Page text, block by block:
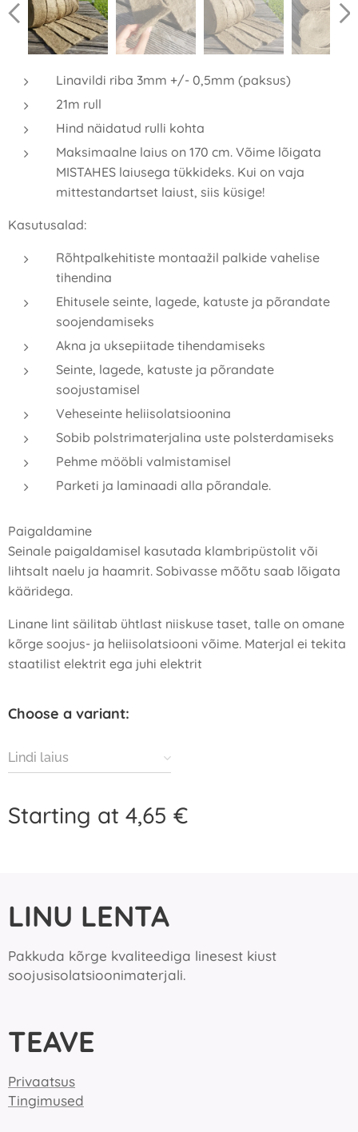
Linavildi riba 3mm +/- 0,5mm (paksus)
21m rull
Hind näidatud rulli kohta
Maksimaalne laius on 170 cm. Võime lõigata
MISTAHES laiusega tükkideks. Kui on vaja
mittestandartset laiust, siis küsige!
Kasutusalad:
Rõhtpalkehitiste montaažil palkide vahelise
tihendina
Ehitusele seinte, lagede, katuste ja põrandate
soojendamiseks
Akna ja uksepiitade tihendamiseks
Seinte, lagede, katuste ja põrandate
soojustamisel
Veheseinte heliisolatsioonina
Sobib polstrimaterjalina uste polsterdamiseks
Pehme mööbli valmistamisel
Parketi ja laminaadi alla põrandale.
Paigaldamine
Seinale paigaldamisel kasutada klambripüstolit või
lihtsalt naelu ja haamrit. Sobivasse mõõtu saab lõigata
kääridega.
Linane lint säilitab ühtlast niiskuse taset, talle on omane
kõrge soojus- ja heliisolatsiooni võime. Materjal ei tekita
staatilist elektrit ega juhi elektrit
Choose a variant:
Lindi laius
Starting at 4,65 €
LINU LENTA
Pakkuda kõrge kvaliteediga linesest kiust
soojusisolatsioonimaterjali.
TEAVE
Privaatsus
Tingimused